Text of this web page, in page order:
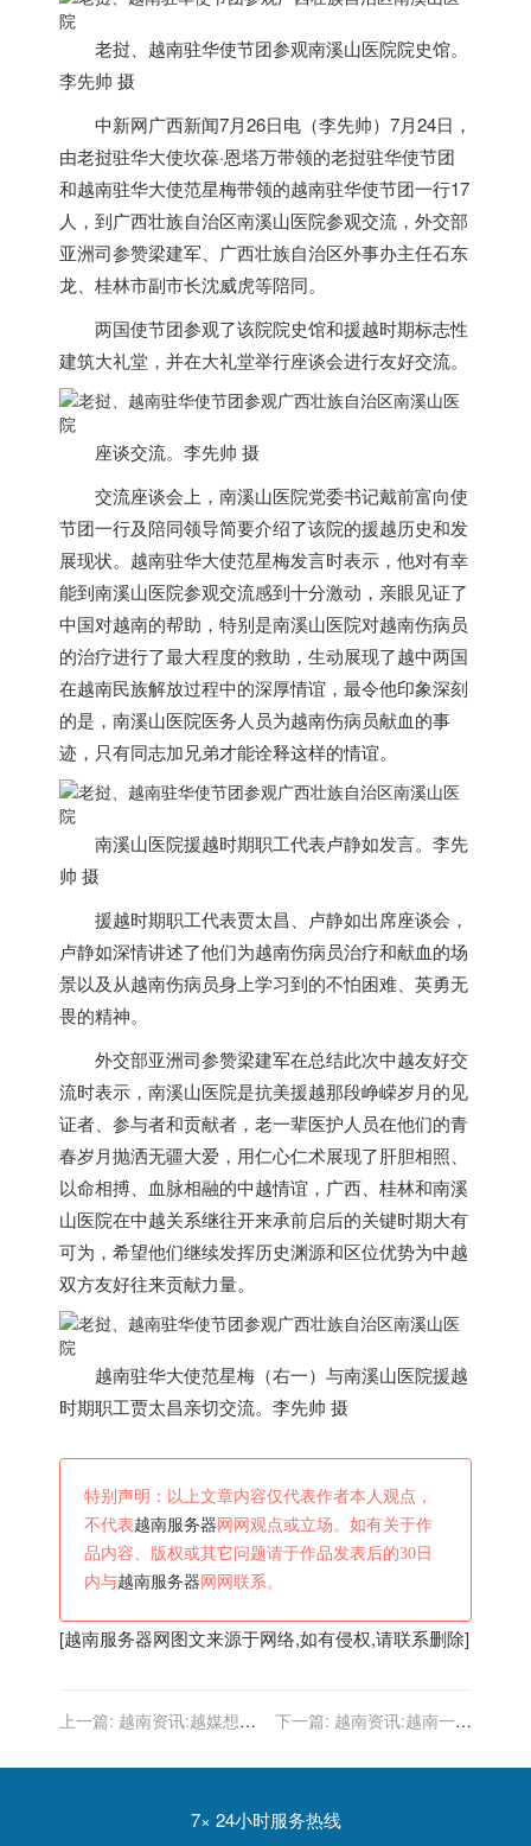
老挝、 越南驻华使节团参观南溪山医院院史馆。
李先帅 摄
中新网广西新闻7月26日电（李先帅）7月24日，
由老挝驻华大使坎葆·恩塔万带领的老挝驻华使节团
和越南驻华大使范星梅带领的越南驻华使节团一行17
人，到广西壮族自治区南溪山医院参观交流，外交部
亚洲司参赞梁建军、广西壮族自治区外事办主任石东
龙、桂林市副市长沈威虎等陪同。
两国使节团参观了该院院史馆和援越时期标志性
建筑大礼堂，并在大礼堂举行座谈会进行友好交流。
座谈交流。李先帅 摄
交流座谈会上，南溪山医院党委书记戴前富向使
节团一行及陪同领导简要介绍了该院的援越历史和发
展现状。 越南驻华大使范星梅发言时表示，他对有幸
能到南溪山医院参观交流感到十分激动，亲眼见证了
中国对越南的帮助，特别是南溪山医院对越南伤病员
的治疗进行了最大程度的救助，生动展现了越中两国
在越南民族解放过程中的深厚情谊，最令他印象深刻
的是，南溪山医院医务人员为越南伤病员献血的事
迹，只有同志加兄弟才能诠释这样的情谊。
南溪山医院援越时期职工代表卢静如发言。李先
帅 摄
援越时期职工代表贾太昌、卢静如出席座谈会，
卢静如深情讲述了他们为越南伤病员治疗和献血的场
景以及从越南伤病员身上学习到的不怕困难、英勇无
畏的精神。
外交部亚洲司参赞梁建军在总结此次中越友好交
流时表示，南溪山医院是抗美援越那段峥嵘岁月的见
证者、参与者和贡献者，老一辈医护人员在他们的青
春岁月抛洒无疆大爱，用仁心仁术展现了肝胆相照、
以命相搏、血脉相融的中越情谊，广西、桂林和南溪
山医院在中越关系继往开来承前启后的关键时期大有
可为，希望他们继续发挥历史渊源和区位优势为中越
双方友好往来贡献力量。
越南驻华大使范星梅（右一）与南溪山医院援越
时期职工贾太昌亲切交流。李先帅 摄
特别声明：以上文章内容仅代表作者本人观点，
不代表越南服务器 网网观点或立场。如有关于作
品内容、版权或其它问题请于作品发表后的30日
内与越南服务器 网网联系。
[越南服务器网图文来源于网络,如有侵权,请联系删除]
上一篇: 越南资讯:越媒想嘲
却发现越南队在东南亚垫底
下一篇: 越南资讯:越南一泛
国人却超喜欢，你吃过吗？
7× 24小时服务热线